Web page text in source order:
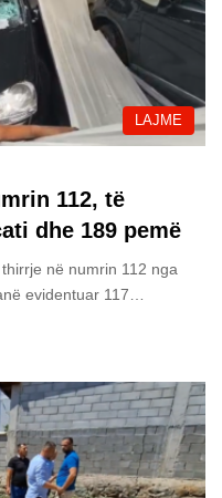
LAJME
112, të
dhe 189 pemë
në numrin 112 nga
evidentuar 117…